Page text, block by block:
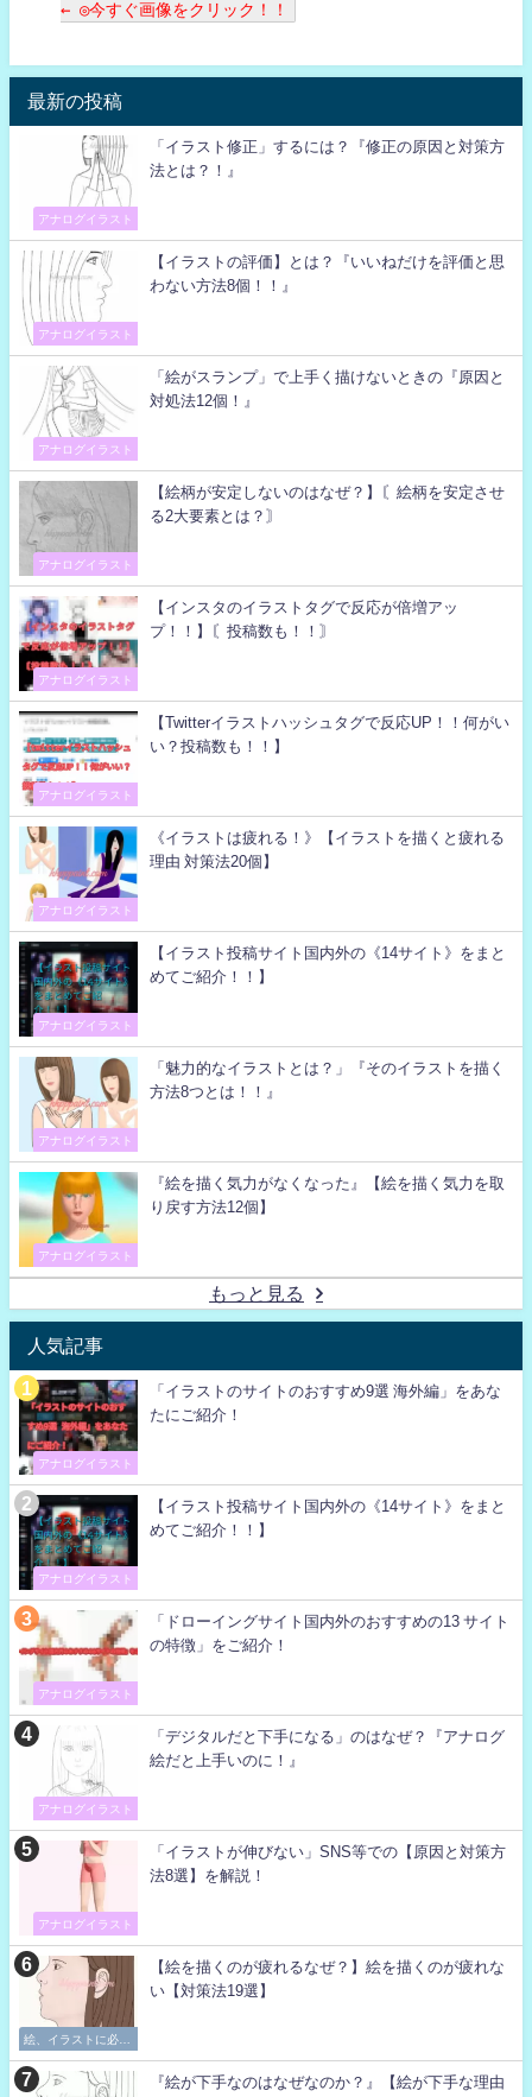
← ◎今すぐ画像をクリック！！
最新の投稿
アナログイラスト
「イラスト修正」するには？『修正の原因と対策方
法とは？！』
アナログイラスト
【イラストの評価】とは？『いいねだけを評価と思
わない方法8個！！』
アナログイラスト
「絵がスランプ」で上手く描けないときの『原因と
対処法12個！』
アナログイラスト
【絵柄が安定しないのはなぜ？】〘絵柄を安定させ
る2大要素とは？〙
アナログイラスト
【インスタのイラストタグで反応が倍増アッ
プ！！】〘投稿数も！！〙
アナログイラスト
【Twitterイラストハッシュタグで反応UP！！何がい
い？投稿数も！！】
アナログイラスト
《イラストは疲れる！》【イラストを描くと疲れる
理由 対策法20個】
アナログイラスト
【イラスト投稿サイト国内外の《14サイト》をまと
めてご紹介！！】
アナログイラスト
「魅力的なイラストとは？」『そのイラストを描く
方法8つとは！！』
アナログイラスト
『絵を描く気力がなくなった』【絵を描く気力を取
り戻す方法12個】
もっと見る
人気記事
アナログイラスト
「イラストのサイトのおすすめ9選 海外編」をあな
たにご紹介！
アナログイラスト
【イラスト投稿サイト国内外の《14サイト》をまと
めてご紹介！！】
アナログイラスト
「ドローイングサイト国内外のおすすめの13 サイト
の特徴」をご紹介！
アナログイラスト
「デジタルだと下手になる」のはなぜ？『アナログ
絵だと上手いのに！』
アナログイラスト
「イラストが伸びない」SNS等での【原因と対策方
法8選】を解説！
絵、イラストに必要
な考え方
【絵を描くのが疲れるなぜ？】絵を描くのが疲れな
い【対策法19選】
『絵が下手なのはなぜなのか？』【絵が下手な理由